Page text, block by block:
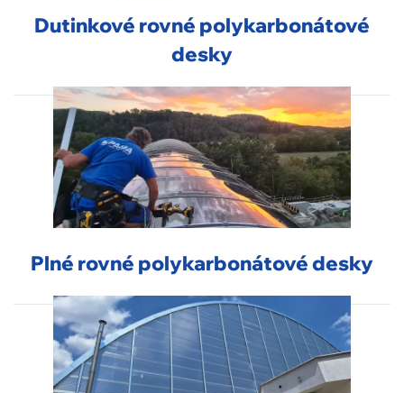
Dutinkové rovné polykarbonátové
desky
Plné rovné polykarbonátové desky